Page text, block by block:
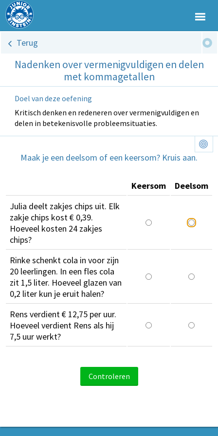
Terug
Nadenken over vermenigvuldigen en delen
met kommagetallen
Doel van deze oefening
Kritisch denken en redeneren over vermenigvuldigen en
delen in betekenisvolle probleemsituaties.
Maak je een deelsom of een keersom? Kruis aan.
Keersom
Deelsom
Julia deelt zakjes chips uit. Elk
zakje chips kost € 0,39.
Hoeveel kosten 24 zakjes
chips?
Rinke schenkt cola in voor zijn
20 leerlingen. In een fles cola
zit 1,5 liter. Hoeveel glazen van
0,2 liter kun je eruit halen?
Rens verdient € 12,75 per uur.
Hoeveel verdient Rens als hij
7,5 uur werkt?